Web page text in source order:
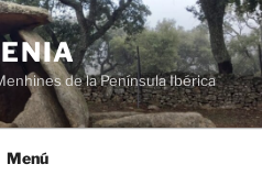
de la Península Ibérica
Menú